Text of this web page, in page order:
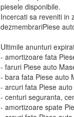
piesele disponibile.
Incercati sa reveniti in
dezmembrariPiese
Ultimile anunturi
- amortizoare fata
- faruri Piese auto
- bara fata Piese auto
- arcuri fata Piese
- centuri seguranta,
- amortizoare spate